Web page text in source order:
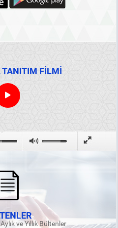
TANITIM FİLMİ
ve Yıllık Bültenler